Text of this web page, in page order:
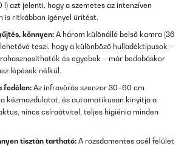
l) azt jelenti, hogy a szemetes az intenzíven
is ritkábban igényel ürítést.
könnyen: A három különálló belső kamra (36
lehetővé teszi, hogy a különböző hulladéktípusok –
és egyebek – már bedobáskor
lépések nélkül.
fedélen: Az infravörös szenzor 30–60 cm
kézmozdulatot, és automatikusan kinyitja a
nincs csíraátvitel, teljes higiénia minden
tisztán tartható: A rozsdamentes acél felület